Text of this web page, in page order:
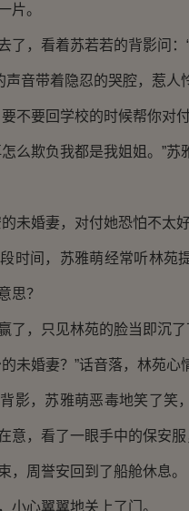
。
，看着苏若若的背影问：“
音带着隐忍的哭腔，惹人
要回学校的时候帮你对付
欺负我都是我姐姐。”苏
婚妻，对付她恐怕不太
间，苏雅萌经常听林苑
思？
，只见林苑的脸当即沉了
婚妻？”话音落，林苑心
，苏雅萌恶毒地笑了笑
意，看了一眼手中的保安服
周誉安回到了船舱休息。
心翼翼地关上了门。